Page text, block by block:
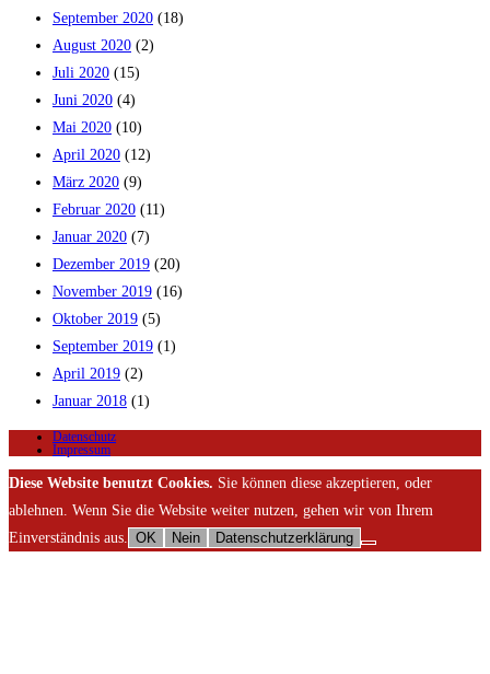
September 2020 (18)
August 2020 (2)
Juli 2020 (15)
Juni 2020 (4)
Mai 2020 (10)
April 2020 (12)
März 2020 (9)
Februar 2020 (11)
Januar 2020 (7)
Dezember 2019 (20)
November 2019 (16)
Oktober 2019 (5)
September 2019 (1)
April 2019 (2)
Januar 2018 (1)
Datenschutz
Impressum
Diese Website benutzt Cookies. Sie können diese akzeptieren, oder
ablehnen. Wenn Sie die Website weiter nutzen, gehen wir von Ihrem
Einverständnis aus.
OK Nein Datenschutzerklärung